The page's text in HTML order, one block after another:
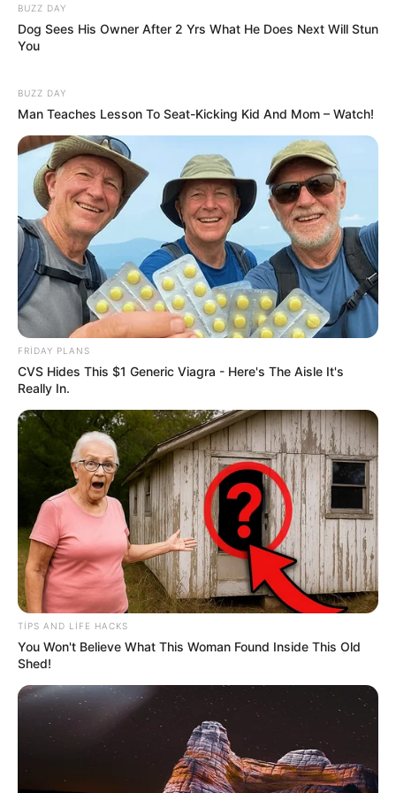
19:28 / 05 Avqust 2026 DÜNYA
təhvil verdi -
19:14 / 05 Avqust 2026
ABŞ və İran arasında
0 0
BUZZ DAY
Dog Sees His Owner After 2 Yrs What He Does Next Will Stun
You
BUZZ DAY
Man Teaches Lesson To Seat-Kicking Kid And Mom – Watch!
FRIDAY PLANS
CVS Hides This $1 Generic Viagra - Here's The Aisle It's
Really In.
TIPS AND LIFE HACKS
You Won't Believe What This Woman Found Inside This Old
Shed!